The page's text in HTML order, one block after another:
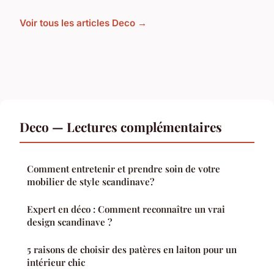
Voir tous les articles Deco →
Deco — Lectures complémentaires
Comment entretenir et prendre soin de votre
mobilier de style scandinave?
Expert en déco : Comment reconnaître un vrai
design scandinave ?
5 raisons de choisir des patères en laiton pour un
intérieur chic